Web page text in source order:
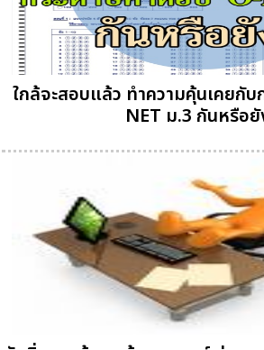
ใกล้จะสอบแล้ว ทำความคุ้นเคยกับ
NET ม.3 กันหรือยั